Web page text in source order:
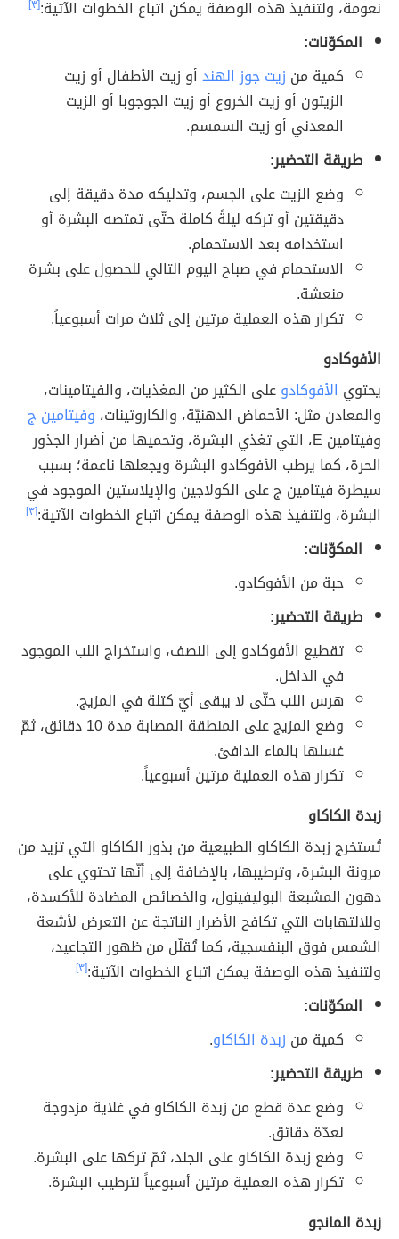
نعومة، ولتنفيذ هذه الوصفة يمكن اتباع الخطوات الآتية:[٣]
المكوّنات:
كمية من زيت جوز الهندأو زيت الأطفال أو زيت
الزيتون أو زيت الخروع أو زيت الجوجوبا أو الزيت
المعدني أو زيت السمسم.
طريقة التحضير:
وضع الزيت على الجسم، وتدليكه مدة دقيقة إلى
دقيقتين أو تركه ليلةً كاملة حتّى تمتصه البشرة أو
استخدامه بعد الاستحمام.
الاستحمام في صباح اليوم التالي للحصول على بشرة
منعشة.
تكرار هذه العملية مرتين إلى ثلاث مرات أسبوعياً.
الأفوكادو
يحتوي الأفوكادوعلى الكثير من المغذيات، والفيتامينات،
والمعادن مثل: الأحماض الدهنيّة، والكاروتينات، وفيتامين ج
وفيتامين E، التي تغذي البشرة، وتحميها من أضرار الجذور
الحرة، كما يرطب الأفوكادو البشرة ويجعلها ناعمة؛ بسبب
سيطرة فيتامين ج على الكولاجين والإيلاستين الموجود في
البشرة، ولتنفيذ هذه الوصفة يمكن اتباع الخطوات الآتية:[٣]
المكوّنات:
حبة من الأفوكادو.
طريقة التحضير:
تقطيع الأفوكادو إلى النصف، واستخراج اللب الموجود
في الداخل.
هرس اللب حتّى لا يبقى أيّ كتلة في المزيج.
وضع المزيج على المنطقة المصابة مدة 10 دقائق، ثمّ
غسلها بالماء الدافئ.
تكرار هذه العملية مرتين أسبوعياً.
زبدة الكاكاو
تُستخرج زبدة الكاكاو الطبيعية من بذور الكاكاو التي تزيد من
مرونة البشرة، وترطيبها، بالإضافة إلى أنّها تحتوي على
دهون المشبعة البوليفينول، والخصائص المضادة للأكسدة،
وللالتهابات التي تكافح الأضرار الناتجة عن التعرض لأشعة
الشمس فوق البنفسجية، كما تُقلّل من ظهور التجاعيد،
ولتنفيذ هذه الوصفة يمكن اتباع الخطوات الآتية:[٣]
المكوّنات:
كمية من زبدة الكاكاو.
طريقة التحضير:
وضع عدة قطع من زبدة الكاكاو في غلاية مزدوجة
لعدّة دقائق.
وضع زبدة الكاكاو على الجلد، ثمّ تركها على البشرة.
تكرار هذه العملية مرتين أسبوعياً لترطيب البشرة.
زبدة المانجو